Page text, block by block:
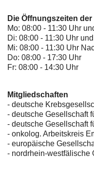
Die Öffnungszeiten
Mo: 08:00 - 11:30 Uhr
Di: 08:00 - 11:30 Uhr
Mi: 08:00 - 11:30 Uhr
Do: 08:00 - 17:30 Uhr
Fr: 08:00 - 14:30 Uhr
Mitgliedschaften
- deutsche
- deutsche Gesellschaft
- deutsche Gesellschaft
- onkolog. Arbeitskreis
- europäische
- nordrhein-westfälische